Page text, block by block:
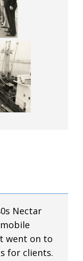
Nectar
went on to
for clients.